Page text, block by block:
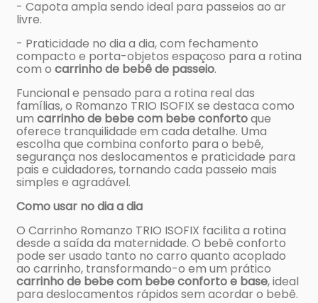
- Capota ampla sendo ideal para passeios ao ar
livre.
- Praticidade no dia a dia, com fechamento
compacto e porta-objetos espaçoso para a rotina
com o carrinho de bebê de passeio.
Funcional e pensado para a rotina real das
famílias, o Romanzo TRIO ISOFIX se destaca como
um carrinho de bebe com bebe confortoque
oferece tranquilidade em cada detalhe. Uma
escolha que combina conforto para o bebê,
segurança nos deslocamentos e praticidade para
pais e cuidadores, tornando cada passeio mais
simples e agradável.
Como usar no dia a dia
O Carrinho Romanzo TRIO ISOFIX facilita a rotina
desde a saída da maternidade. O bebê conforto
pode ser usado tanto no carro quanto acoplado
ao carrinho, transformando-o em um prático
carrinho de bebe com bebe conforto e base, ideal
para deslocamentos rápidos sem acordar o bebê.